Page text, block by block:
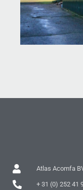
Atlas Acomfa
+ 31 (0) 252 41